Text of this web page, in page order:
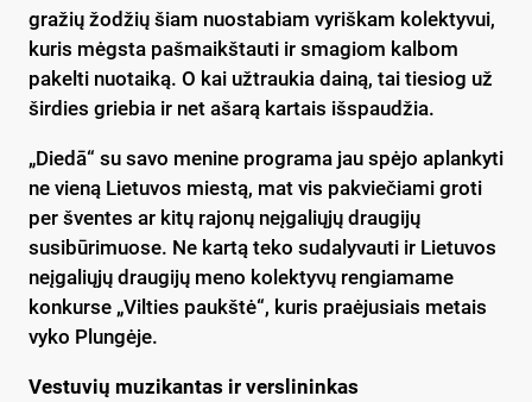
gražių žodžių šiam nuostabiam vyriškam kolektyvui,
kuris mėgsta pašmaikštauti ir smagiom kalbom
pakelti nuotaiką. O kai užtraukia dainą, tai tiesiog už
širdies griebia ir net ašarą kartais išspaudžia.
„Diedā“ su savo menine programa jau spėjo aplankyti
ne vieną Lietuvos miestą, mat vis pakviečiami groti
per šventes ar kitų rajonų neįgaliųjų draugijų
susibūrimuose. Ne kartą teko sudalyvauti ir Lietuvos
neįgaliųjų draugijų meno kolektyvų rengiamame
konkurse „Vilties paukštė“, kuris praėjusiais metais
vyko Plungėje.
Vestuvių muzikantas ir verslininkas